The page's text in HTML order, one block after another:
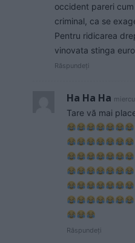
occident pareri
criminal, ca se
Pentru ridicarea
vinovata stinga
Răspundeți
Ha Ha Ha
Tare vă mai
Răspundeți